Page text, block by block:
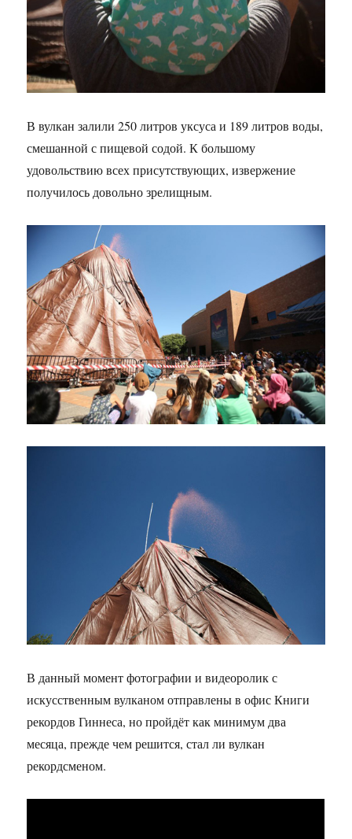
В вулкан залили 250 литров уксуса и 189 литров воды,
смешанной с пищевой содой. К большому
удовольствию всех присутствующих, извержение
получилось довольно зрелищным.
В данный момент фотографии и видеоролик с
искусственным вулканом отправлены в офис Книги
рекордов Гиннеса, но пройдёт как минимум два
месяца, прежде чем решится, стал ли вулкан
рекордсменом.